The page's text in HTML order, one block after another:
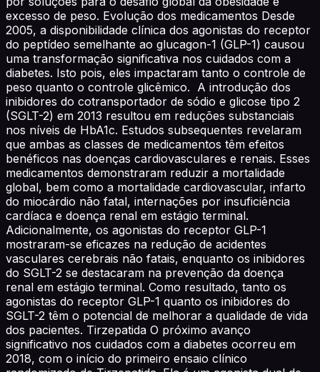
excesso de peso. Evolução dos medicamentos Desde
2005, a disponibilidade clínica dos agonistas do receptor
do peptídeo semelhante ao glucagon-1 (GLP-1) causou
uma transformação significativa nos cuidados com a
diabetes. Isto pois, eles impactaram tanto o controle de
peso quanto o controle glicêmico. A introdução dos
inibidores do cotransportador de sódio e glicose tipo 2
(SGLT-2) em 2013 resultou em reduções substanciais
nos níveis de HbA1c. Estudos subsequentes revelaram
que ambas as classes de medicamentos têm efeitos
benéficos nas doenças cardiovasculares e renais. Esses
medicamentos demonstraram reduzir a mortalidade
global, bem como a mortalidade cardiovascular, infarto
do miocárdio não fatal, internações por insuficiência
cardíaca e doença renal em estágio terminal.
Adicionalmente, os agonistas do receptor GLP-1
mostraram-se eficazes na redução de acidentes
vasculares cerebrais não fatais, enquanto os inibidores
do SGLT-2 se destacaram na prevenção da doença
renal em estágio terminal. Como resultado, tanto os
agonistas do receptor GLP-1 quanto os inibidores do
SGLT-2 têm o potencial de melhorar a qualidade de vida
dos pacientes. Tirzepatida O próximo avanço
significativo nos cuidados com a diabetes ocorreu em
2018, com o início do primeiro ensaio clínico